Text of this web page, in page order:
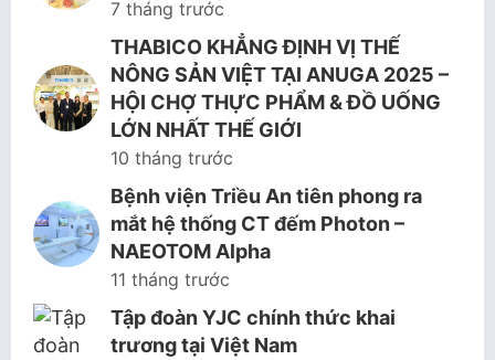
7 tháng trước
THABICO KHẲNG ĐỊNH VỊ THẾ
NÔNG SẢN VIỆT TẠI ANUGA 2025 –
HỘI CHỢ THỰC PHẨM & ĐỒ UỐNG
LỚN NHẤT THẾ GIỚI
10 tháng trước
Bệnh viện Triều An tiên phong ra
mắt hệ thống CT đếm Photon –
NAEOTOM Alpha
11 tháng trước
Tập đoàn YJC chính thức khai
trương tại Việt Nam